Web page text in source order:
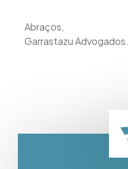
Abraços,
Garrastazu Advogados.